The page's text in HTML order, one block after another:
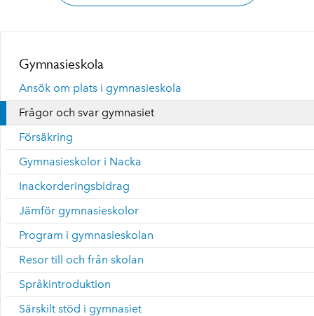
Gymnasieskola
Ansök om plats i gymnasieskola
Frågor och svar gymnasiet
Försäkring
Gymnasieskolor i Nacka
Inackorderingsbidrag
Jämför gymnasieskolor
Program i gymnasieskolan
Resor till och från skolan
Språkintroduktion
Särskilt stöd i gymnasiet